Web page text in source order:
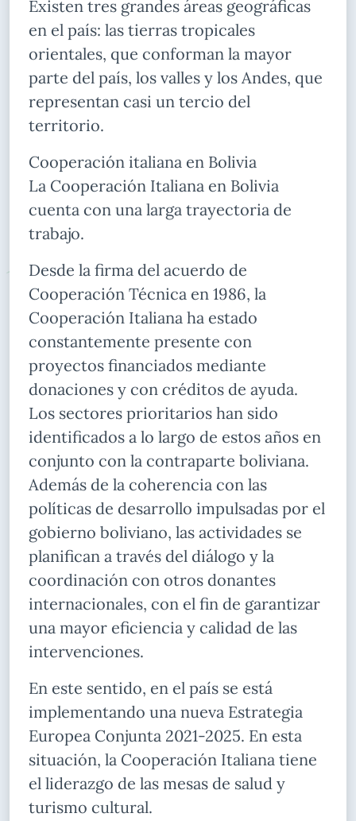
Existen tres grandes áreas geográficas
en el país: las tierras tropicales
orientales, que conforman la mayor
parte del país, los valles y los Andes, que
representan casi un tercio del
territorio.
Cooperación italiana en Bolivia
La Cooperación Italiana en Bolivia
cuenta con una larga trayectoria de
trabajo.
Desde la firma del acuerdo de
Cooperación Técnica en 1986, la
Cooperación Italiana ha estado
constantemente presente con
proyectos financiados mediante
donaciones y con créditos de ayuda.
Los sectores prioritarios han sido
identificados a lo largo de estos años en
conjunto con la contraparte boliviana.
Además de la coherencia con las
políticas de desarrollo impulsadas por el
gobierno boliviano, las actividades se
planifican a través del diálogo y la
coordinación con otros donantes
internacionales, con el fin de garantizar
una mayor eficiencia y calidad de las
intervenciones.
En este sentido, en el país se está
implementando una nueva Estrategia
Europea Conjunta 2021-2025. En esta
situación, la Cooperación Italiana tiene
el liderazgo de las mesas de salud y
turismo cultural.